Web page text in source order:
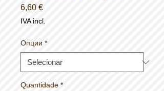
6,60 €Preço
IVA incl.
Опции *
Quantidade *